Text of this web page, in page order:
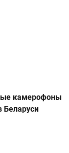
камерофоны
Беларуси